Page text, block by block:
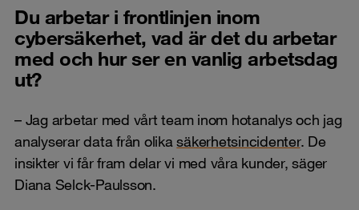
Du arbetar i frontlinjen inom
cybersäkerhet, vad är det du arbetar
med och hur ser en vanlig arbetsdag
ut?
– Jag arbetar med vårt team inom hotanalys och jag
analyserar data från olikasäkerhetsincidenter. De
insikter vi får fram delar vi med våra kunder, säger
Diana Selck-Paulsson.